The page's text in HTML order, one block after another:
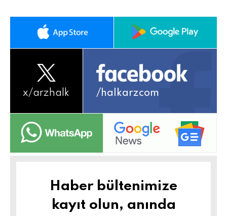
x/arzhalk /halkarzcom
Haber bültenimize
kayıt olun, anında